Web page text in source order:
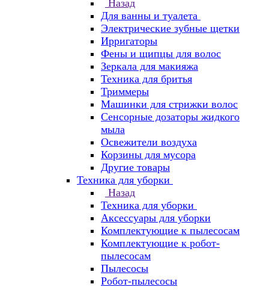
Назад
Для ванны и туалета
Электрические зубные щетки
Ирригаторы
Фены и щипцы для волос
Зеркала для макияжа
Техника для бритья
Триммеры
Машинки для стрижки волос
Сенсорные дозаторы жидкого
мыла
Освежители воздуха
Корзины для мусора
Другие товары
Техника для уборки
Назад
Техника для уборки
Аксессуары для уборки
Комплектующие к пылесосам
Комплектующие к робот-
пылесосам
Пылесосы
Робот-пылесосы